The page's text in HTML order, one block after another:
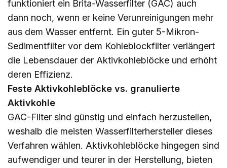
funktioniert ein Brita-Wasserfilter (GAC) auch
dann noch, wenn er keine Verunreinigungen mehr
aus dem Wasser entfernt. Ein guter 5-Mikron-
Sedimentfilter vor dem Kohleblockfilter verlängert
die Lebensdauer der Aktivkohleblöcke und erhöht
deren Effizienz.
Feste Aktivkohleblöcke vs. granulierte
Aktivkohle
GAC-Filter sind günstig und einfach herzustellen,
weshalb die meisten Wasserfilterhersteller dieses
Verfahren wählen. Aktivkohleblöcke hingegen sind
aufwendiger und teurer in der Herstellung, bieten